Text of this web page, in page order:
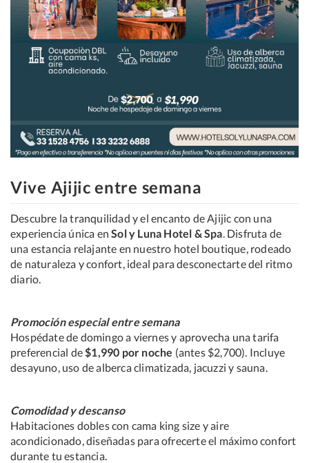
Vive Ajijic entre semana
Descubre la tranquilidad y el encanto de Ajijic con una
experiencia única enSol y Luna Hotel & Spa . Disfruta de
una estancia relajante en nuestro hotel boutique, rodeado
de naturaleza y confort, ideal para desconectarte del ritmo
diario.
Promoción especial entre semana
Hospédate de domingo a viernes y aprovecha una tarifa
preferencial de $1,990 por noche (antes $2,700). Incluye
desayuno, uso de alberca climatizada, jacuzzi y sauna.
Comodidad y descanso
Habitaciones dobles con cama king size y aire
acondicionado, diseñadas para ofrecerte el máximo confort
durante tu estancia.